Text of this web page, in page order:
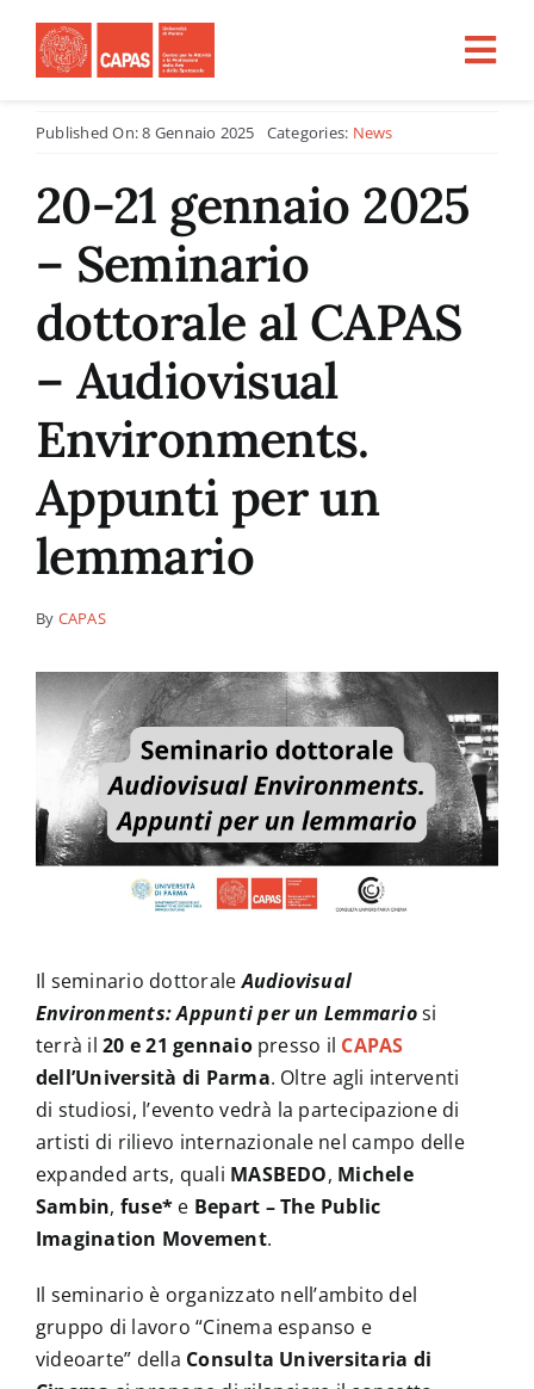
contenuto
Home
CHI SIAMO
ATTIVITÀ
PROGETTI PER LA RICERCA
CFU
Tirocini
News
Contatti
Published On: 8 Gennaio 2025 Categories: News
20-21 gennaio 2025
– Seminario
dottorale al CAPAS
– Audiovisual
Environments.
Appunti per un
lemmario
By CAPAS
Il seminario dottoraleAudiovisual
Environments: Appunti per un Lemmariosi
terrà il20 e 21 gennaiopresso il CAPAS
dell’Università di Parma. Oltre agli interventi
di studiosi, l’evento vedrà la partecipazione di
artisti di rilievo internazionale nel campo delle
expanded arts, quali MASBEDO, Michele
Sambin, fuse* e Bepart – The Public
Imagination Movement.
Il seminario è organizzato nell’ambito del
gruppo di lavoro “Cinema espanso e
videoarte” della Consulta Universitaria di